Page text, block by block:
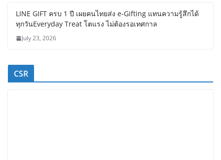
LINE GIFT ครบ 1 ปี เผยคนไทยส่ง e-Gifting แทนความรู้สึกได้
ทุกวันEveryday Treat โตแรง ไม่ต้องรอเทศกาล
July 23, 2026
CSR